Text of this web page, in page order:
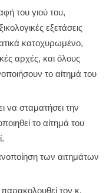
του γιού του,
εξετάσεις
κατοχυρωμένο,
αρχές, και όλους
το αίτημά του
να σταματήσει την
το αίτημά του
των αιτημάτων
τον κ.